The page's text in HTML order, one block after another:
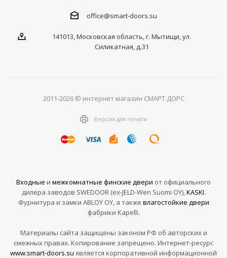
office@smart-doors.su
141013, Московская область, г. Мытищи, ул.
Силикатная, д.31
2011-2026 © интернет магазин СМАРТ ДОРС
Версия для печати
Входные и межкомнатные финские двери от официального
дилера заводов SWEDOOR (ex-JELD-Wen Suomi OY),KASKI.
Фурнитура и замки ABLOY OY, а также влагостойкие двери
фабрики Kapelli.
Материалы сайта защищены законом РФ об авторских и
смежных правах. Копирование запрещено. Интернет-ресурс
www.smart-doors.su является корпоративной информационной